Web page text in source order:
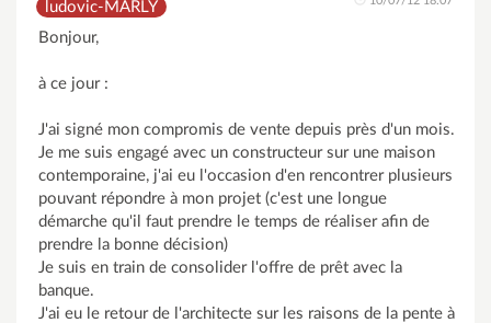
ludovic-MARLY
Bonjour,
à ce jour :
J'ai signé mon compromis de vente depuis près d'un mois.
Je me suis engagé avec un constructeur sur une maison
contemporaine, j'ai eu l'occasion d'en rencontrer plusieurs
pouvant répondre à mon projet (c'est une longue
démarche qu'il faut prendre le temps de réaliser afin de
prendre la bonne décision)
Je suis en train de consolider l'offre de prêt avec la
banque.
J'ai eu le retour de l'architecte sur les raisons de la pente à